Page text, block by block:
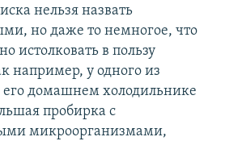
нельзя назвать
но даже то немногое, что
истолковать в пользу
например, у одного из
домашнем холодильнике
пробирка с
микроорганизмами,